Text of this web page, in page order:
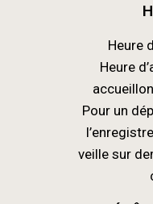
Heure
Heure
Pour un
veille sur